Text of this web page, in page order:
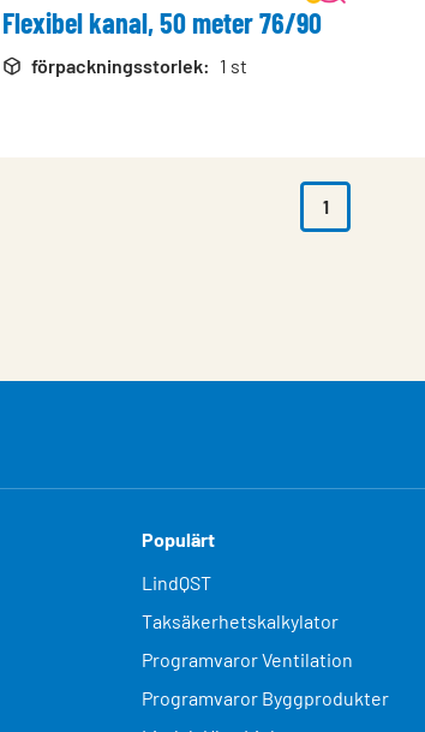
Flexibel kanal, 50 meter 76/90
förpackningsstorlek: 1 st
1
Populärt
LindQST
Taksäkerhetskalkylator
Programvaror Ventilation
Programvaror Byggprodukter